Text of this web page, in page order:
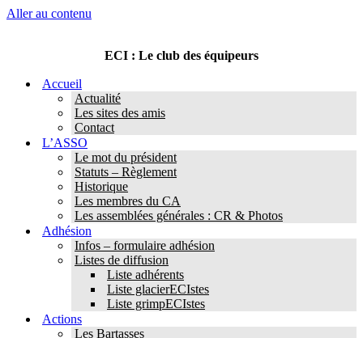
Aller au contenu
ECI : Le club des équipeurs
Accueil
Actualité
Les sites des amis
Contact
L’ASSO
Le mot du président
Statuts – Règlement
Historique
Les membres du CA
Les assemblées générales : CR & Photos
Adhésion
Infos – formulaire adhésion
Listes de diffusion
Liste adhérents
Liste glacierECIstes
Liste grimpECIstes
Actions
Les Bartasses